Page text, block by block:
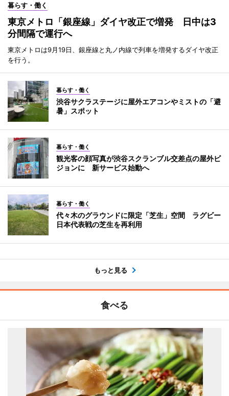
暮らす・働く
東京メトロ「銀座線」ダイヤ改正で増発 日中は3
分間隔で運行へ
東京メトロは9月19日、銀座線と丸ノ内線で列車を増発するダイヤ改正
を行う。
暮らす・働く
渋谷サクラステージに屋外エアコンやミストの「避
暑」スポット
暮らす・働く
観光客の顔写真が渋谷スクランブル交差点の屋外ビ
ジョンに 新サービス始動へ
暮らす・働く
代々木のグラウンドに限定「芝生」空間 ラグビー
日本代表戦の芝生を再利用
もっと見る
食べる